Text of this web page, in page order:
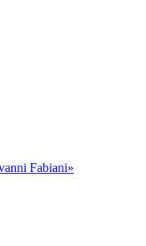
Fabiani»